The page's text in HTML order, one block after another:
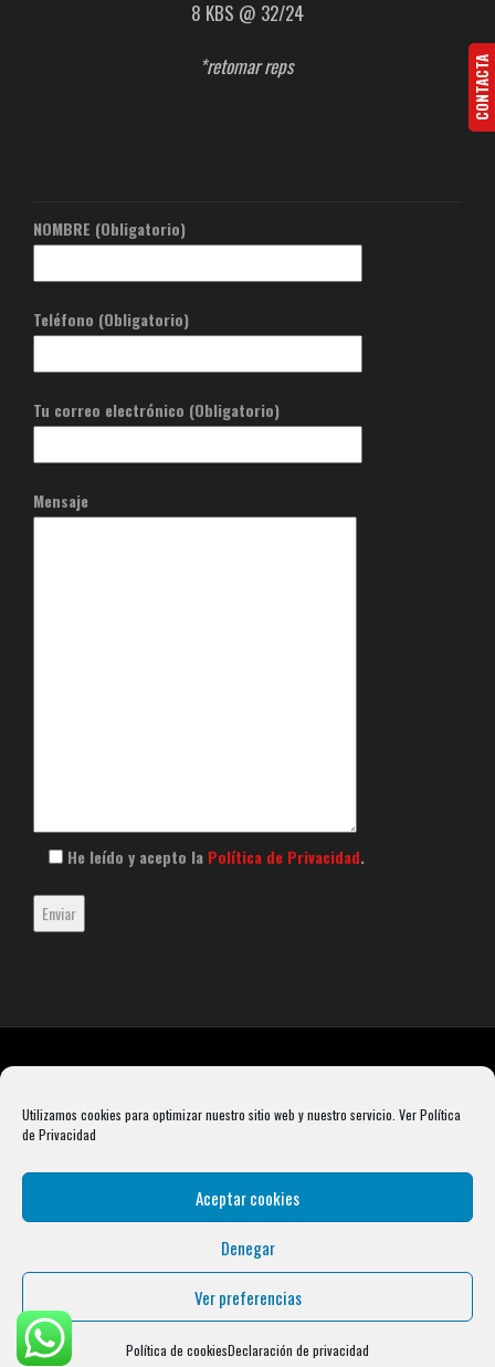
Utilizamos cookies para optimizar nuestro sitio web y nuestro servicio. Ver Política
de Privacidad
Aceptar cookies
Denegar
Ver preferencias
Política de cookiesDeclaración de privacidad
8 KBS @ 32/24
*retomar reps
NOMBRE (Obligatorio)
Teléfono (Obligatorio)
Tu correo electrónico (Obligatorio)
Mensaje
He leído y acepto la Política de Privacidad.
Rebel Barbell S.L. B66099904 Pasaje Rustullet 18, 08041 (Barcelona)
info@condalcrossfit.com © Copyright 2025 Condal Crossfit -Blog-Política de
Política de Cookies -Aviso Legal| Designed by
CONTACTA